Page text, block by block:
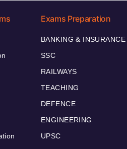
Exams Preparation
BANKING & INSURANCE
SSC
RAILWAYS
TEACHING
DEFENCE
ENGINEERING
UPSC